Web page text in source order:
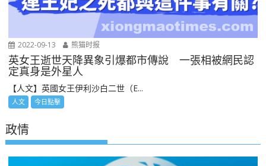
2022-09-13 熊猫时报
英女王逝世天降異象引爆都市傳說 一張相被網民認
定真身是外星人
【人文】英國女王伊利沙白二世（E...
人文 今日點擊
政情